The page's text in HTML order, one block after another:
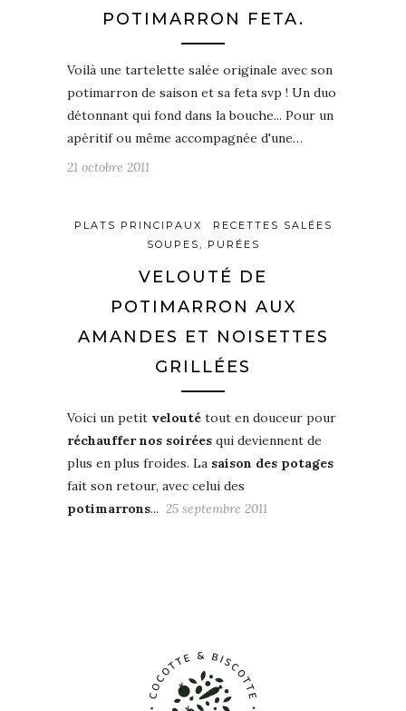
POTIMARRON FETA.
Voilà une tartelette salée originale avec son
potimarron de saison et sa feta svp ! Un duo
détonnant qui fond dans la bouche... Pour un
apéritif ou même accompagnée d'une…
21 octobre 2011
PLATS PRINCIPAUX
RECETTES SALÉES
SOUPES, PURÉES
VELOUTÉ DE
POTIMARRON AUX
AMANDES ET NOISETTES
GRILLÉES
Voici un petit velouté tout en douceur pour
réchauffer nos soirées qui deviennent de
plus en plus froides. La saison des potages
fait son retour, avec celui des
potimarrons... 25 septembre 2011